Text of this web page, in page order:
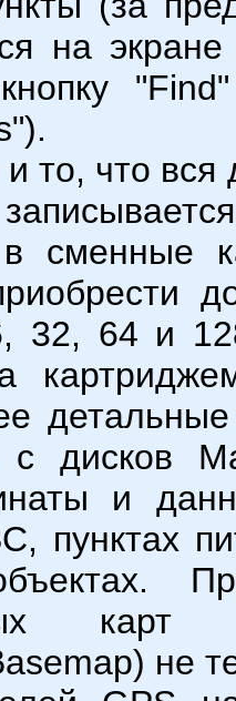
на
то, что вся
сменные
32, 64 и
с дисков
и
пунктах
карт
не